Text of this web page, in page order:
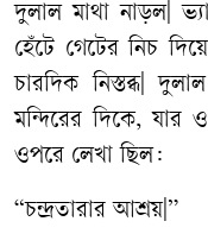
দুলাল মাথা নাড়ল|
হেঁটে গেটের নিচ
চারদিক নিস্তব্ধ|
মন্দিরের দিকে,
ওপরে লেখা ছিল:
“চন্দ্রতারার আশ্রয়|”